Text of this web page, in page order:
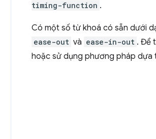
timing-function .
Có một số từ khoá có sẵn dưới
ease-out và ease-in-out . Để
hoặc sử dụng phương pháp